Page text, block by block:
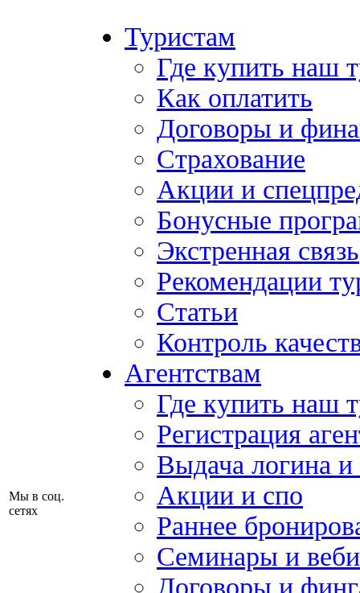
Мы в соц.
сетях
Туристам
Где купить наш
Как оплатить
Договоры и
Страхование
Акции и
Бонусные
Экстренная связь
Рекомендации
Статьи
Контроль
Агентствам
Где купить наш
Регистрация
Выдача логина и
Акции и спо
Раннее
Семинары и
Договоры и